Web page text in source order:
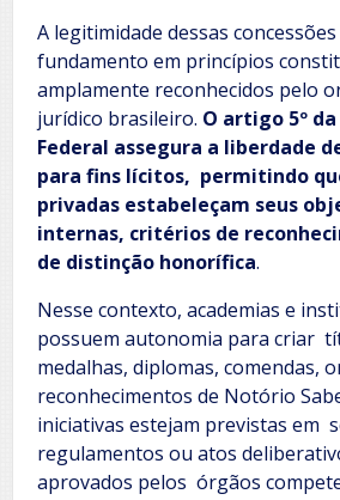
A legitimidade dessas
fundamento em princípios
amplamente reconhecidos pelo
jurídico brasileiro. O artigo 5º
Federal assegura a liberdade
para fins lícitos, permitindo
privadas estabeleçam seus
internas, critérios de
de distinção honorífica.
Nesse contexto, academias e
possuem autonomia para criar
medalhas, diplomas, comendas,
reconhecimentos de Notório
iniciativas estejam previstas em
regulamentos ou atos
aprovados pelos órgãos